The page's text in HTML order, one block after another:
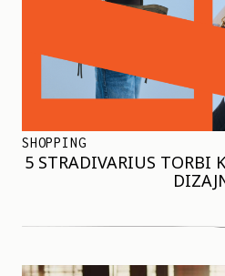
SHOPPING
5 STRADIVARIUS TORBI